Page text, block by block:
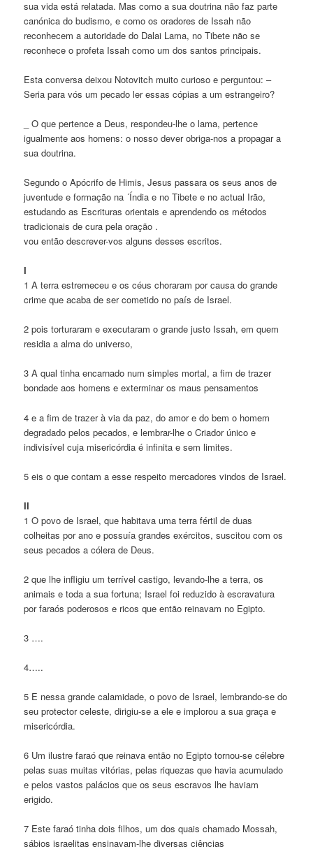
sua vida está relatada. Mas como a sua doutrina não faz parte
canónica do budismo, e como os oradores de Issah não
reconhecem a autoridade do Dalai Lama, no Tibete não se
reconhece o profeta Issah como um dos santos principais.
Esta conversa deixou Notovitch muito curioso e perguntou: –
Seria para vós um pecado ler essas cópias a um estrangeiro?
_ O que pertence a Deus, respondeu-lhe o lama, pertence
igualmente aos homens: o nosso dever obriga-nos a propagar a
sua doutrina.
Segundo o Apócrifo de Himis, Jesus passara os seus anos de
juventude e formação na ´Índia e no Tibete e no actual Irão,
estudando as Escrituras orientais e aprendendo os métodos
tradicionais de cura pela oração .
vou então descrever-vos alguns desses escritos.
I
1 A terra estremeceu e os céus choraram por causa do grande
crime que acaba de ser cometido no país de Israel.
2 pois torturaram e executaram o grande justo Issah, em quem
residia a alma do universo,
3 A qual tinha encarnado num simples mortal, a fim de trazer
bondade aos homens e exterminar os maus pensamentos
4 e a fim de trazer à via da paz, do amor e do bem o homem
degradado pelos pecados, e lembrar-lhe o Criador único e
indivisível cuja misericórdia é infinita e sem limites.
5 eis o que contam a esse respeito mercadores vindos de Israel.
II
1 O povo de Israel, que habitava uma terra fértil de duas
colheitas por ano e possuía grandes exércitos, suscitou com os
seus pecados a cólera de Deus.
2 que lhe infligiu um terrível castigo, levando-lhe a terra, os
animais e toda a sua fortuna; Israel foi reduzido à escravatura
por faraós poderosos e ricos que então reinavam no Egipto.
3 ….
4…..
5 E nessa grande calamidade, o povo de Israel, lembrando-se do
seu protector celeste, dirigiu-se a ele e implorou a sua graça e
misericórdia.
6 Um ilustre faraó que reinava então no Egipto tornou-se célebre
pelas suas muitas vitórias, pelas riquezas que havia acumulado
e pelos vastos palácios que os seus escravos lhe haviam
erigido.
7 Este faraó tinha dois filhos, um dos quais chamado Mossah,
sábios israelitas ensinavam-lhe diversas ciências